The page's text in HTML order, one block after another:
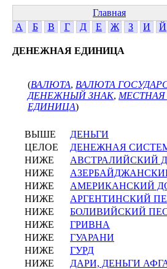
Главная
А
Б В Г Д Е Ж З И Й
ДЕНЕЖНАЯ ЕДИНИЦА
(ВАЛЮТА, ВАЛЮТА
ДЕНЕЖНЫЙ ЗНАК,
ЕДИНИЦА)
ВЫШЕ
ДЕНЬГИ
ЦЕЛОЕ
ДЕНЕЖНАЯ
НИЖЕ
АВСТРАЛИЙСКИЙ
НИЖЕ
НИЖЕ
АМЕРИКАНСКИЙ
НИЖЕ
АРГЕНТИНСКИЙ
НИЖЕ
БОЛИВИЙСКИЙ
НИЖЕ
ГРИВНА
НИЖЕ
ГУАРАНИ
НИЖЕ
ГУРД
НИЖЕ
ДАРИ, ДЕНЬГИ